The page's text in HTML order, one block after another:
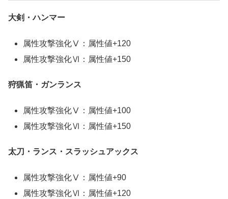
大剣・ハンマー
属性攻撃強化Ⅴ：属性値+120
属性攻撃強化Ⅵ：属性値+150
狩猟笛・ガンランス
属性攻撃強化Ⅴ：属性値+100
属性攻撃強化Ⅵ：属性値+150
太刀・ランス・スラッシュアックス
属性攻撃強化Ⅴ：属性値+90
属性攻撃強化Ⅵ：属性値+120